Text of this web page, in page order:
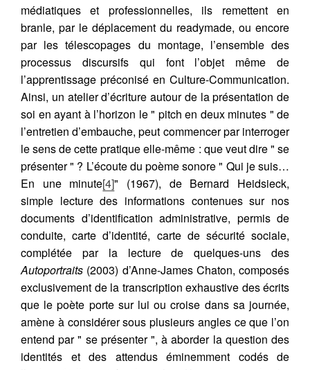
médiatiques et professionnelles, ils remettent en
branle, par le déplacement du readymade, ou encore
par les télescopages du montage, l’ensemble des
processus discursifs qui font l’objet même de
l’apprentissage préconisé en Culture-Communication.
Ainsi, un atelier d’écriture autour de la présentation de
soi en ayant à l’horizon le " pitch en deux minutes " de
l’entretien d’embauche, peut commencer par interroger
le sens de cette pratique elle-même : que veut dire " se
présenter " ? L’écoute du poème sonore " Qui je suis…
En une minute[4]" (1967), de Bernard Heidsieck,
simple lecture des informations contenues sur nos
documents d’identification administrative, permis de
conduite, carte d’identité, carte de sécurité sociale,
complétée par la lecture de quelques-uns des
Autoportraits (2003) d’Anne-James Chaton, composés
exclusivement de la transcription exhaustive des écrits
que le poète porte sur lui ou croise dans sa journée,
amène à considérer sous plusieurs angles ce que l’on
entend par " se présenter ", à aborder la question des
identités et des attendus éminemment codés de